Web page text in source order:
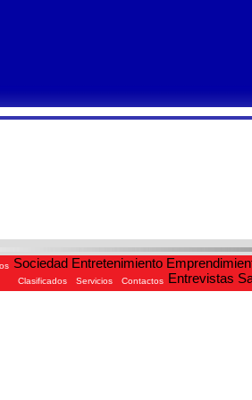
Sociedad Entretenimiento
Entrevistas
Clasificados Servicios Contactos